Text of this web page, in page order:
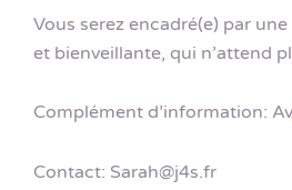
Vous serez encadré(e) par
et bienveillante, qui n’attend
Complément d’information:
Contact: Sarah@j4s.fr